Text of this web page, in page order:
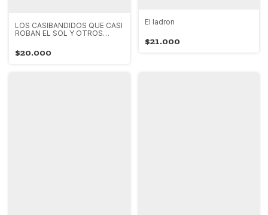
LOS CASIBANDIDOS QUE CASI
ROBAN EL SOL Y OTROS
$20.000
El ladron
$21.000